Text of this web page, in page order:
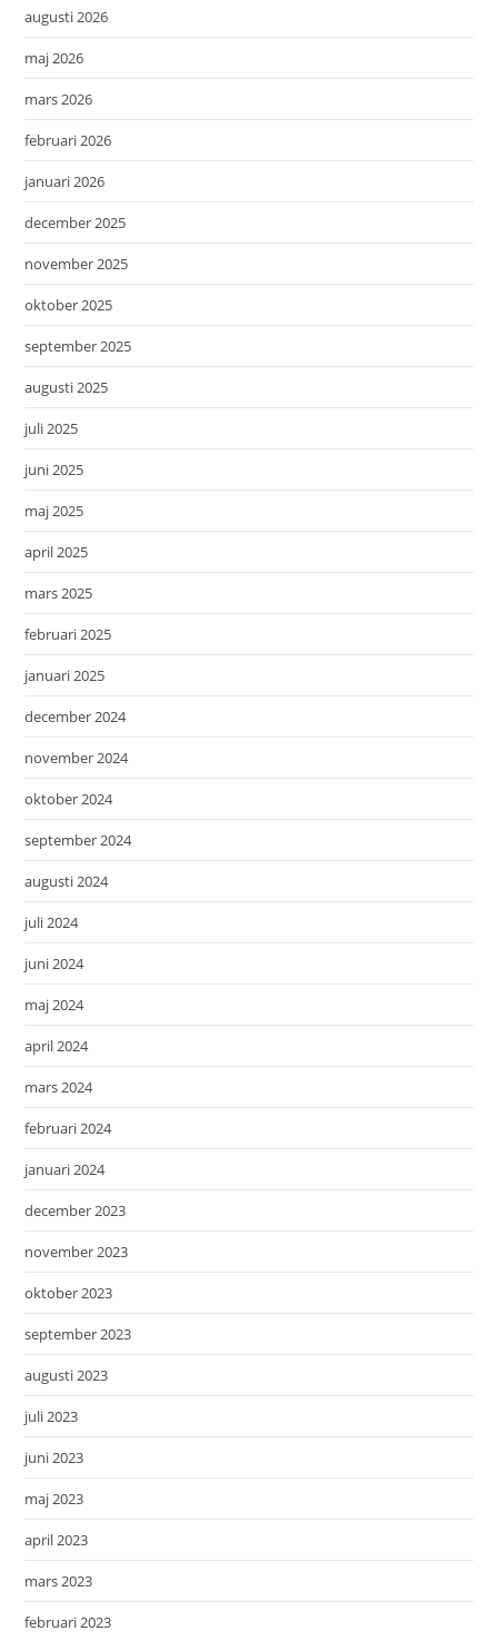
augusti 2026
maj 2026
mars 2026
februari 2026
januari 2026
december 2025
november 2025
oktober 2025
september 2025
augusti 2025
juli 2025
juni 2025
maj 2025
april 2025
mars 2025
februari 2025
januari 2025
december 2024
november 2024
oktober 2024
september 2024
augusti 2024
juli 2024
juni 2024
maj 2024
april 2024
mars 2024
februari 2024
januari 2024
december 2023
november 2023
oktober 2023
september 2023
augusti 2023
juli 2023
juni 2023
maj 2023
april 2023
mars 2023
februari 2023